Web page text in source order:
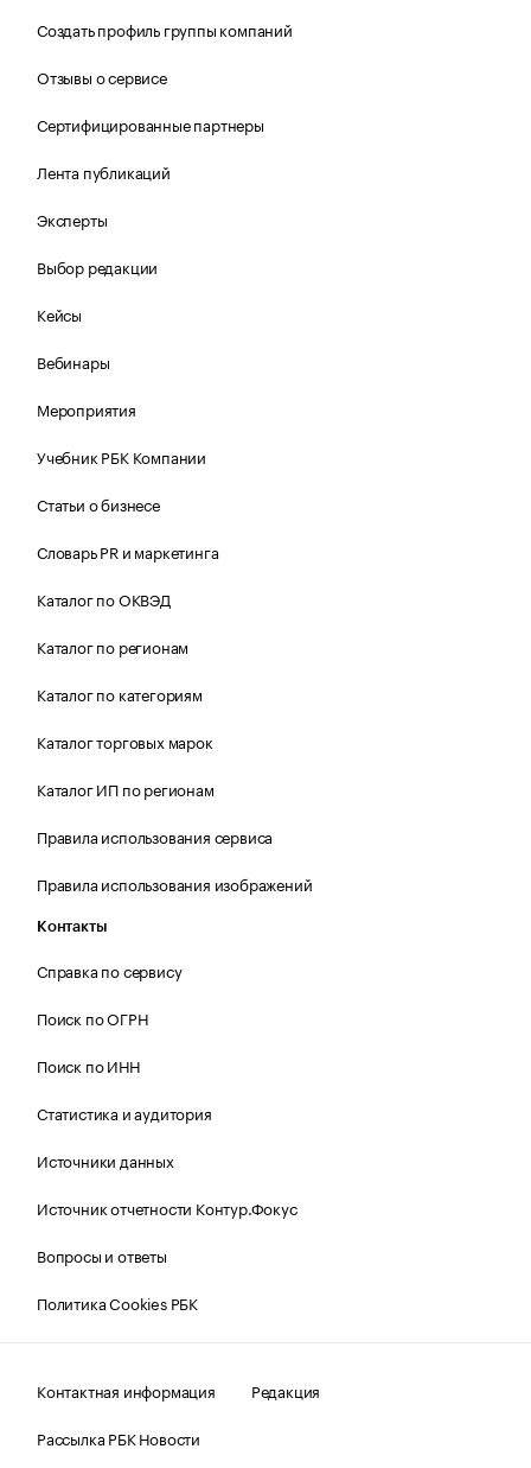
Создать профиль группы компаний
Отзывы о сервисе
Сертифицированные партнеры
Лента публикаций
Эксперты
Выбор редакции
Кейсы
Вебинары
Мероприятия
Учебник РБК Компании
Статьи о бизнесе
Словарь PR и маркетинга
Каталог по ОКВЭД
Каталог по регионам
Каталог по категориям
Каталог торговых марок
Каталог ИП по регионам
Правила использования сервиса
Правила использования изображений
Контакты
Справка по сервису
Поиск по ОГРН
Поиск по ИНН
Статистика и аудитория
Источники данных
Источник отчетности Контур.Фокус
Вопросы и ответы
Политика Cookies РБК
Контактная информация
Редакция
Рассылка РБК Новости